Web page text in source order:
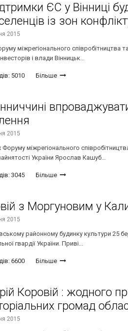
ЄС у Вінниці
із зон
2015
міжрегіонального співробітництва
і влади Вінницьк...
5010 Більше
2015
міжрегіонального
України Ярослав Кашуб...
3045 Більше
з Моргуновим у
2015
районному будинку культури 25
гвардії України. Приві...
6600 Більше
Коровій : жодного
громад
2015